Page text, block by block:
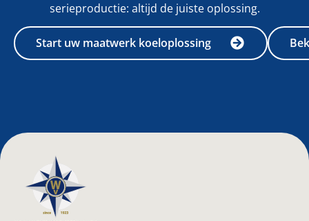
serieproductie: altijd de juiste oplossing.
Start uw maatwerk koeloplossing